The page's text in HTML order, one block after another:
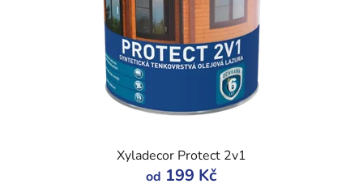
Xyladecor Protect 2v1
od 199 Kč